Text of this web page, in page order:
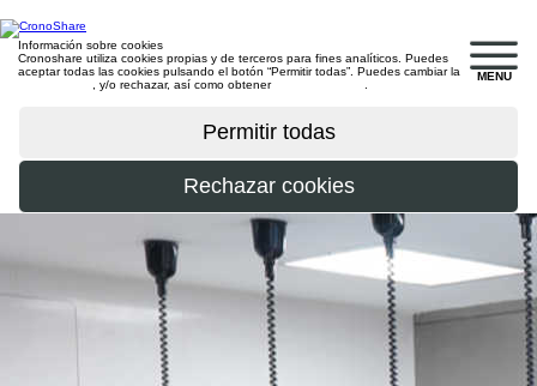
MENU
Información sobre cookies
Cronoshare utiliza cookies propias y de terceros para fines analíticos. Puedes
aceptar todas las cookies pulsando el botón “Permitir todas”. Puedes cambiar la
, y/o rechazar, así como obtener